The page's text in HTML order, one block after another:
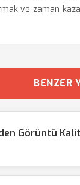
ve zaman
BENZER
Görüntü